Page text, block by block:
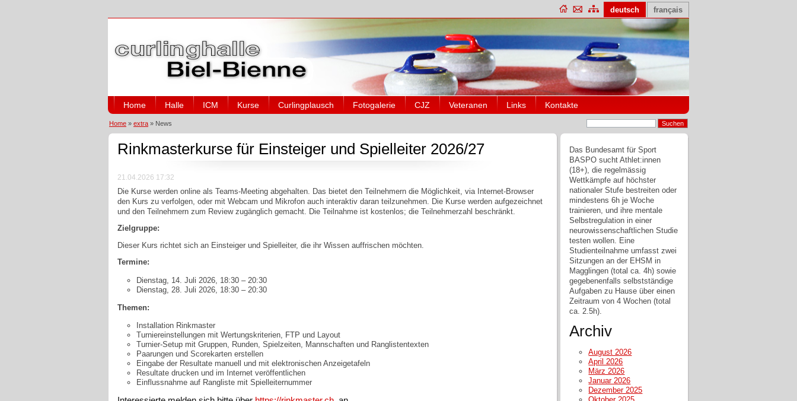
deutsch français
Home Halle ICM Kurse Curlingplausch Fotogalerie CJZ Veteranen Links Kontakte
Home » extra » News
Rinkmasterkurse für Einsteiger und Spielleiter 2026/27
21.04.2026 17:32
Die Kurse werden online als Teams-Meeting abgehalten. Das bietet den Teilnehmern die Möglichkeit, via Internet-Browser
den Kurs zu verfolgen, oder mit Webcam und Mikrofon auch interaktiv daran teilzunehmen. Die Kurse werden aufgezeichnet
und den Teilnehmern zum Review zugänglich gemacht. Die Teilnahme ist kostenlos; die Teilnehmerzahl beschränkt.
Zielgruppe:
Dieser Kurs richtet sich an Einsteiger und Spielleiter, die ihr Wissen auffrischen möchten.
Termine:
Dienstag, 14. Juli 2026, 18:30 – 20:30
Dienstag, 28. Juli 2026, 18:30 – 20:30
Themen:
Installation Rinkmaster
Turniereinstellungen mit Wertungskriterien, FTP und Layout
Turnier-Setup mit Gruppen, Runden, Spielzeiten, Mannschaften und Ranglistentexten
Paarungen und Scorekarten erstellen
Eingabe der Resultate manuell und mit elektronischen Anzeigetafeln
Resultate drucken und im Internet veröffentlichen
Einflussnahme auf Rangliste mit Spielleiternummer
Das Bundesamt für Sport
BASPO sucht Athlet:innen
(18+), die regelmässig
Wettkämpfe auf höchster
nationaler Stufe bestreiten oder
mindestens 6h je Woche
trainieren, und ihre mentale
Selbstregulation in einer
neurowissenschaftlichen Studie
testen wollen. Eine
Studienteilnahme umfasst zwei
Sitzungen an der EHSM in
Magglingen (total ca. 4h) sowie
gegebenenfalls selbstständige
Aufgaben zu Hause über einen
Zeitraum von 4 Wochen (total
ca. 2.5h).
Archiv
August 2026
April 2026
März 2026
Januar 2026
Dezember 2025